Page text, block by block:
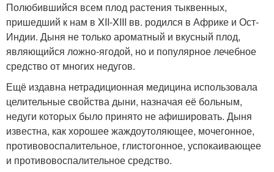
Полюбившийся всем плод растения тыквенных,
пришедший к нам в XII-XIII вв. родился в Африке и Ост-
Индии. Дыня не только ароматный и вкусный плод,
являющийся ложно-ягодой, но и популярное лечебное
средство от многих недугов.
Ещё издавна нетрадиционная медицина использовала
целительные свойства дыни, назначая её больным,
недуги которых было принято не афишировать. Дыня
известна, как хорошее жаждоутоляющее, мочегонное,
противовоспалительное, глистогонное, успокаивающее
и противовоспалительное средство.